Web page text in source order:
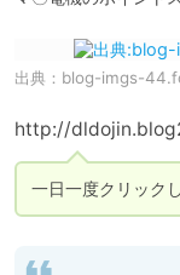
出典： blog-imgs-
http://
一日一度クリック